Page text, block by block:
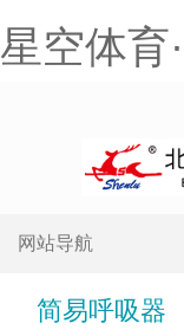
星空体育
网站导航
简易呼吸器